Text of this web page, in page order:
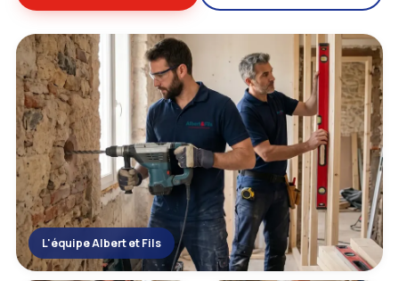
L'équipe Albert et Fils